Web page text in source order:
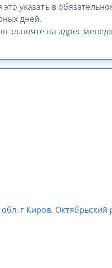
указать в
дней.
эл.почте на адрес
г Киров, Октябрьский